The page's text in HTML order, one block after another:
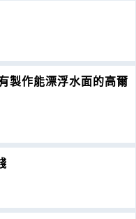
製作能漂浮水面的高爾